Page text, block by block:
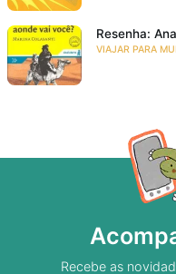
Resenha:
VIAJAR PARA
Recebe as